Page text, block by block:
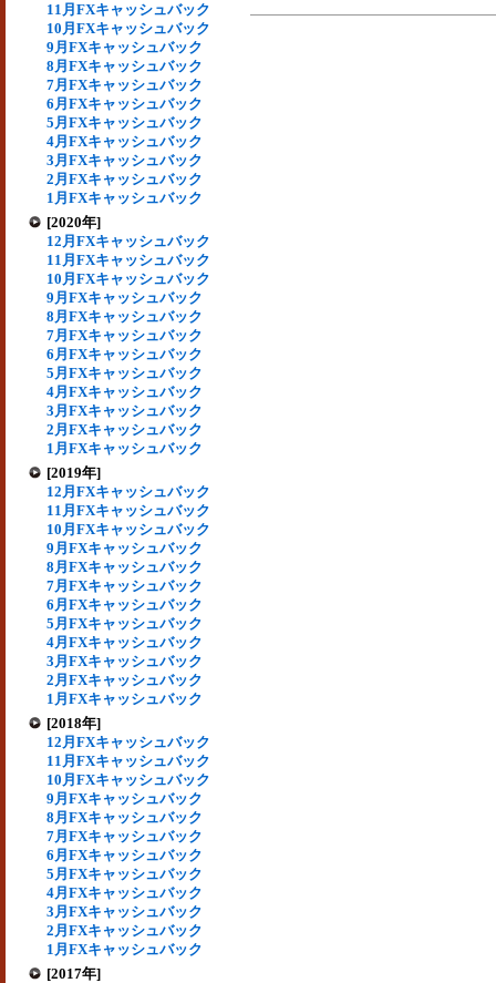
11月FXキャッシュバック
10月FXキャッシュバック
9月FXキャッシュバック
8月FXキャッシュバック
7月FXキャッシュバック
6月FXキャッシュバック
5月FXキャッシュバック
4月FXキャッシュバック
3月FXキャッシュバック
2月FXキャッシュバック
1月FXキャッシュバック
[2020年]
12月FXキャッシュバック
11月FXキャッシュバック
10月FXキャッシュバック
9月FXキャッシュバック
8月FXキャッシュバック
7月FXキャッシュバック
6月FXキャッシュバック
5月FXキャッシュバック
4月FXキャッシュバック
3月FXキャッシュバック
2月FXキャッシュバック
1月FXキャッシュバック
[2019年]
12月FXキャッシュバック
11月FXキャッシュバック
10月FXキャッシュバック
9月FXキャッシュバック
8月FXキャッシュバック
7月FXキャッシュバック
6月FXキャッシュバック
5月FXキャッシュバック
4月FXキャッシュバック
3月FXキャッシュバック
2月FXキャッシュバック
1月FXキャッシュバック
[2018年]
12月FXキャッシュバック
11月FXキャッシュバック
10月FXキャッシュバック
9月FXキャッシュバック
8月FXキャッシュバック
7月FXキャッシュバック
6月FXキャッシュバック
5月FXキャッシュバック
4月FXキャッシュバック
3月FXキャッシュバック
2月FXキャッシュバック
1月FXキャッシュバック
[2017年]